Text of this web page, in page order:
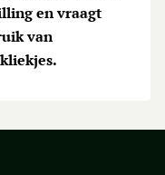
en vraagt
van